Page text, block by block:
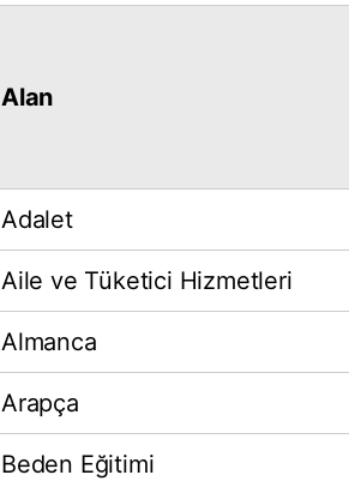
Alan
Adalet
Aile ve Tüketici Hizmetleri
Almanca
Arapça
Beden Eğitimi